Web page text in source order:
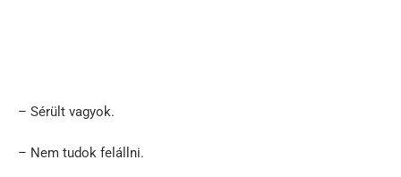
– Sérült vagyok.
– Nem tudok felállni.